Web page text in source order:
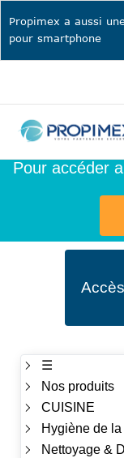
au
contenu
Propimex a aussi
pour smartphone
Pour accéder
☰
Nos produits
CUISINE
Hygiène de
Nettoyage &